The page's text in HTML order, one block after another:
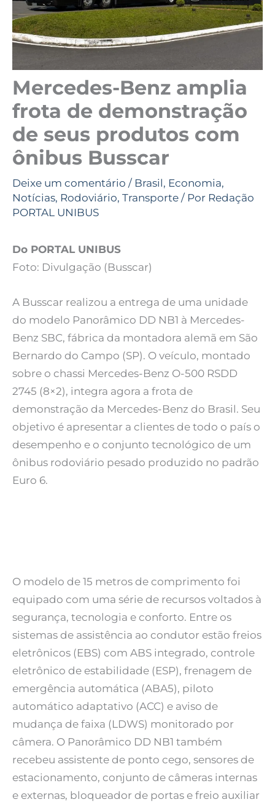
Mercedes-Benz amplia
frota de demonstração
de seus produtos com
ônibus Busscar
Deixe um comentário / Brasil, Economia,
Notícias, Rodoviário, Transporte / Por Redação
PORTAL UNIBUS
Do PORTAL UNIBUS
Foto: Divulgação (Busscar)
A Busscar realizou a entrega de uma unidade
do modelo Panorâmico DD NB1 à Mercedes-
Benz SBC, fábrica da montadora alemã em São
Bernardo do Campo (SP). O veículo, montado
sobre o chassi Mercedes-Benz O-500 RSDD
2745 (8×2), integra agora a frota de
demonstração da Mercedes-Benz do Brasil. Seu
objetivo é apresentar a clientes de todo o país o
desempenho e o conjunto tecnológico de um
ônibus rodoviário pesado produzido no padrão
Euro 6.
O modelo de 15 metros de comprimento foi
equipado com uma série de recursos voltados à
segurança, tecnologia e conforto. Entre os
sistemas de assistência ao condutor estão freios
eletrônicos (EBS) com ABS integrado, controle
eletrônico de estabilidade (ESP), frenagem de
emergência automática (ABA5), piloto
automático adaptativo (ACC) e aviso de
mudança de faixa (LDWS) monitorado por
câmera. O Panorâmico DD NB1 também
recebeu assistente de ponto cego, sensores de
estacionamento, conjunto de câmeras internas
e externas, bloqueador de portas e freio auxiliar